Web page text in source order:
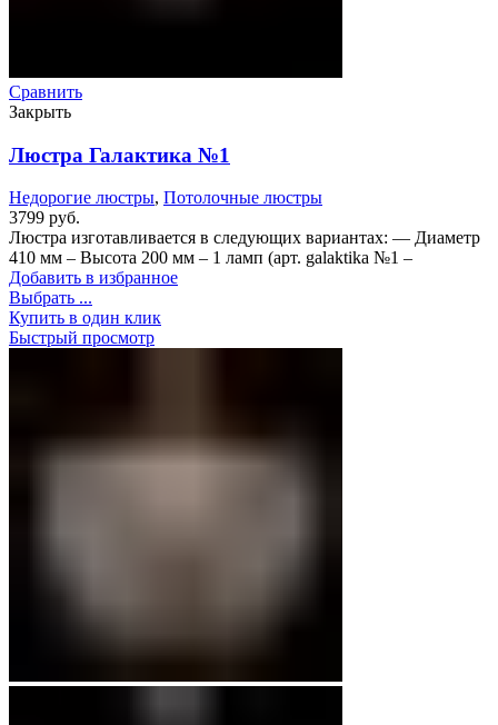
Сравнить
Закрыть
Люстра Галактика №1
Недорогие люстры, Потолочные люстры
3799 руб.
Люстра изготавливается в следующих вариантах: — Диаметр
410 мм – Высота 200 мм – 1 ламп (арт. galaktika №1 –
Добавить в избранное
Выбрать ...
Купить в один клик
Быстрый просмотр